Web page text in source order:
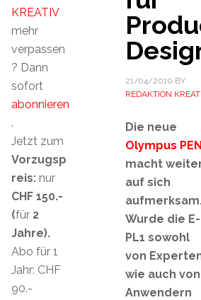
21/04/2010 BY
REDAKTION
Die neue
Olympus
macht
auf sich
Wurde die E-
PL1 sowohl
von
wie auch von
Anwendern
KREATIV
mehr
verpassen
? Dann
sofort
abonnieren
.
Jetzt zum
Vorzugsp
reis: nur
CHF 150.-
(für 2
Jahre).
Abo für 1
Jahr: CHF
90.-